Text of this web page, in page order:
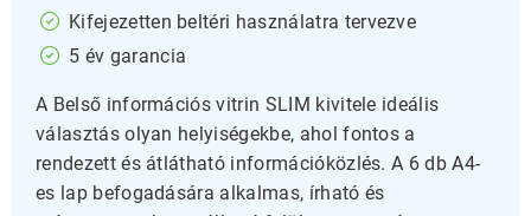
Kifejezetten beltéri használatra tervezve
5 év garancia
A Belső információs vitrin SLIM kivitele ideális
választás olyan helyiségekbe, ahol fontos a
rendezett és átlátható információközlés. A 6 db A4-
es lap befogadására alkalmas, írható és